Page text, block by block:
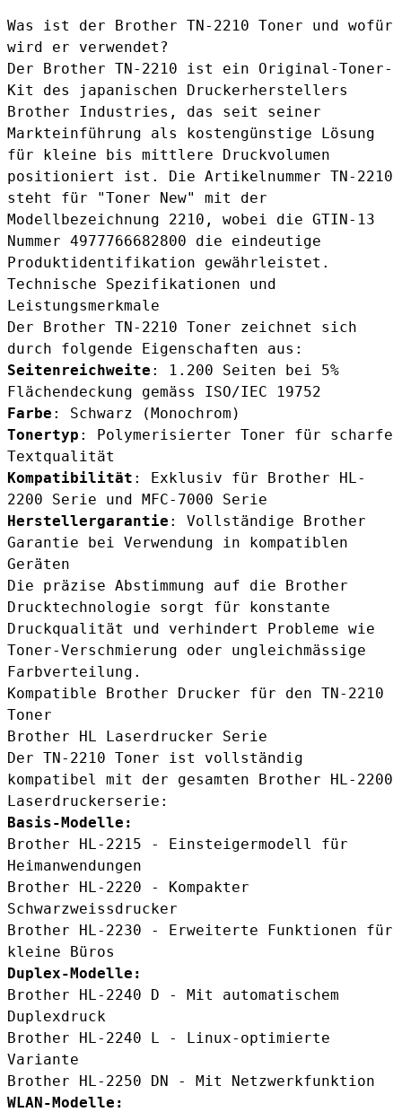
Was ist der Brother TN-2210 Toner und wofür
wird er verwendet?
Der Brother TN-2210 ist ein Original-Toner-
Kit des japanischen Druckerherstellers
Brother Industries, das seit seiner
Markteinführung als kostengünstige Lösung
für kleine bis mittlere Druckvolumen
positioniert ist. Die Artikelnummer TN-2210
steht für "Toner New" mit der
Modellbezeichnung 2210, wobei die GTIN-13
Nummer 4977766682800 die eindeutige
Produktidentifikation gewährleistet.
Technische Spezifikationen und
Leistungsmerkmale
Der Brother TN-2210 Toner zeichnet sich
durch folgende Eigenschaften aus:
Seitenreichweite : 1.200 Seiten bei 5%
Flächendeckung gemäss ISO/IEC 19752
Farbe : Schwarz (Monochrom)
Tonertyp : Polymerisierter Toner für scharfe
Textqualität
Kompatibilität : Exklusiv für Brother HL-
2200 Serie und MFC-7000 Serie
Herstellergarantie : Vollständige Brother
Garantie bei Verwendung in kompatiblen
Geräten
Die präzise Abstimmung auf die Brother
Drucktechnologie sorgt für konstante
Druckqualität und verhindert Probleme wie
Toner-Verschmierung oder ungleichmässige
Farbverteilung.
Kompatible Brother Drucker für den TN-2210
Toner
Brother HL Laserdrucker Serie
Der TN-2210 Toner ist vollständig
kompatibel mit der gesamten Brother HL-2200
Laserdruckerserie:
Basis-Modelle:
Brother HL-2215 - Einsteigermodell für
Heimanwendungen
Brother HL-2220 - Kompakter
Schwarzweissdrucker
Brother HL-2230 - Erweiterte Funktionen für
kleine Büros
Duplex-Modelle:
Brother HL-2240 D - Mit automatischem
Duplexdruck
Brother HL-2240 L - Linux-optimierte
Variante
Brother HL-2250 DN - Mit Netzwerkfunktion
WLAN-Modelle: